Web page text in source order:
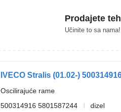
Prodajete
Učinite to sa nama!
IVECO Stralis (01.02-)
Oscilirajuće rame
500314916 5801587244
dizel